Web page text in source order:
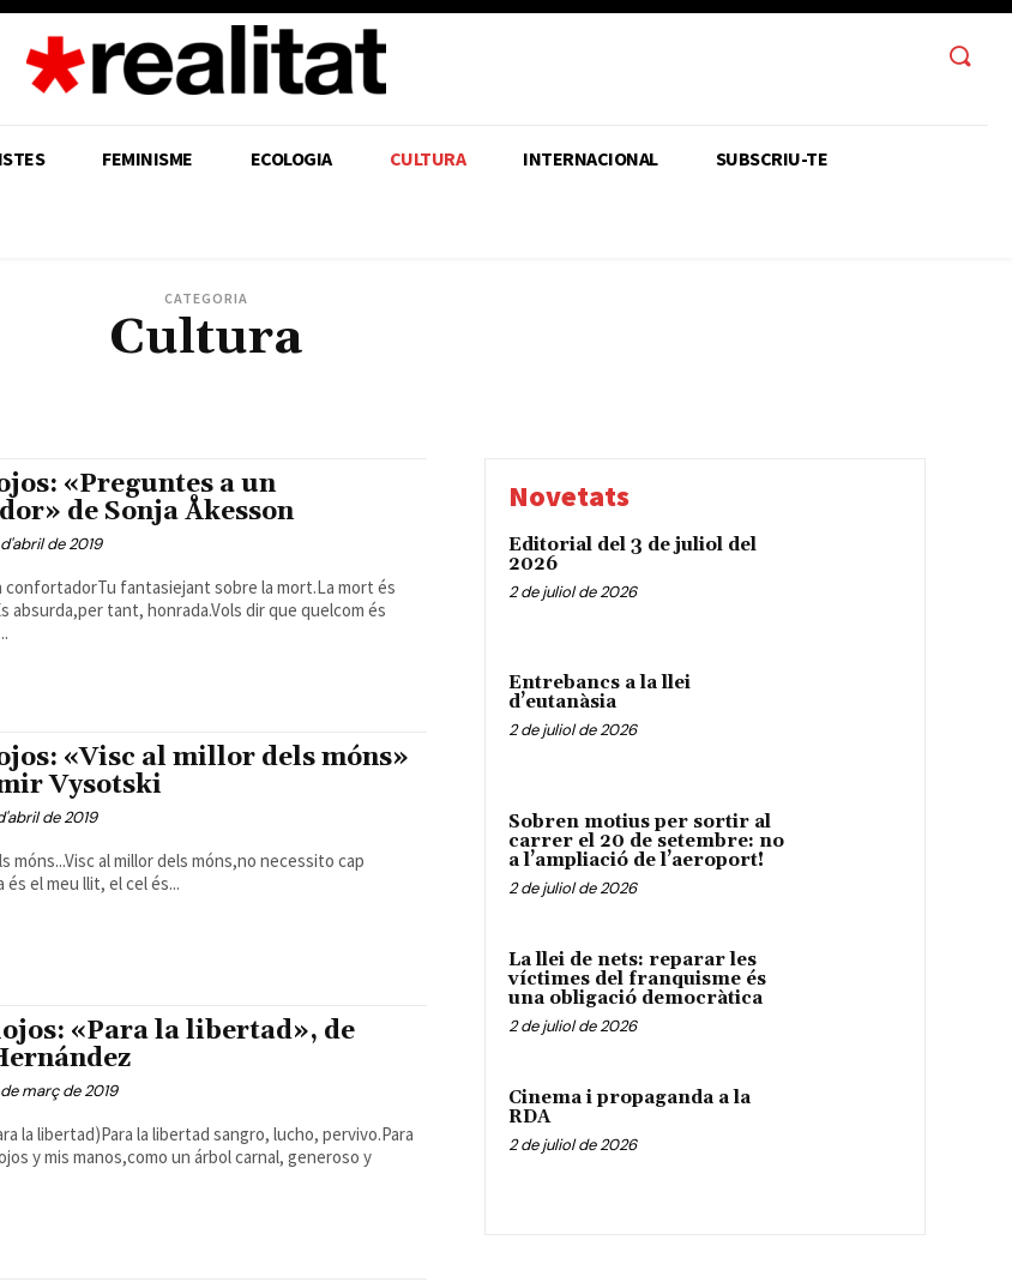
FEMINISME ECOLOGIA CULTURA INTERNACIONAL SUBSCRIU-TE
CATEGORIA
Cultura
«Preguntes a un
de Sonja Åkesson
de 2019
confortadorTu fantasiejant sobre la mort.La mort és
absurda,per tant, honrada.Vols dir que quelcom és
«Visc al millor dels móns»
Vysotski
de 2019
móns...Visc al millor dels móns,no necessito cap
és el meu llit, el cel és...
«Para la libertad», de
març de 2019
la libertad)Para la libertad sangro, lucho, pervivo.Para
y mis manos,como un árbol carnal, generoso y
Novetats
Editorial del 3 de juliol del
2026
2 de juliol de 2026
Entrebancs a la llei
d’eutanàsia
2 de juliol de 2026
Sobren motius per sortir al
carrer el 20 de setembre: no
a l’ampliació de l’aeroport!
2 de juliol de 2026
La llei de nets: reparar les
víctimes del franquisme és
una obligació democràtica
2 de juliol de 2026
Cinema i propaganda a la
RDA
2 de juliol de 2026